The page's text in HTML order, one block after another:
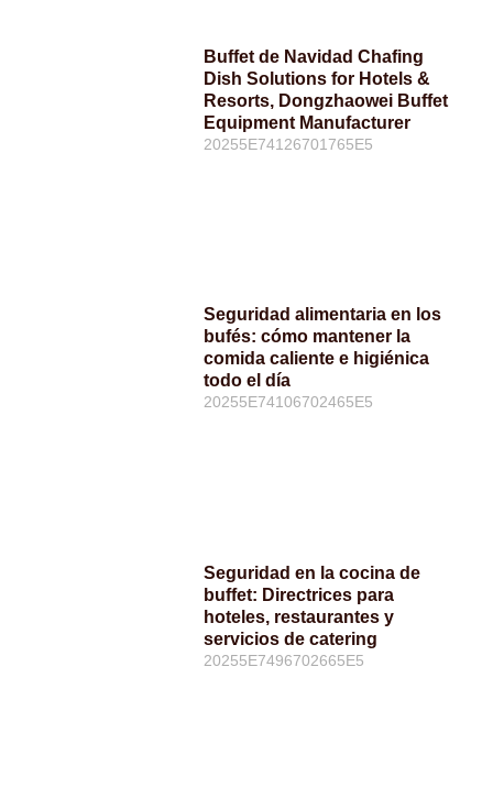
Buffet de Navidad Chafing
Dish Solutions for Hotels &
Resorts, Dongzhaowei Buffet
Equipment Manufacturer
20255E74126701765E5
Seguridad alimentaria en los
bufés: cómo mantener la
comida caliente e higiénica
todo el día
20255E74106702465E5
Seguridad en la cocina de
buffet: Directrices para
hoteles, restaurantes y
servicios de catering
20255E7496702665E5